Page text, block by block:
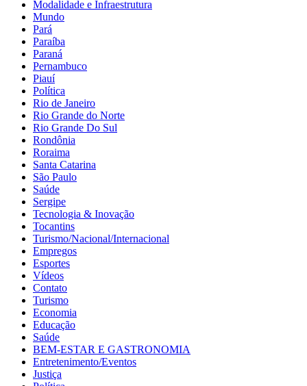
Modalidade e Infraestrutura
Mundo
Pará
Paraíba
Paraná
Pernambuco
Piauí
Política
Rio de Janeiro
Rio Grande do Norte
Rio Grande Do Sul
Rondônia
Roraima
Santa Catarina
São Paulo
Saúde
Sergipe
Tecnologia & Inovação
Tocantins
Turismo/Nacional/Internacional
Empregos
Esportes
Vídeos
Contato
Turismo
Economia
Educação
Saúde
BEM-ESTAR E GASTRONOMIA
Entretenimento/Eventos
Justiça